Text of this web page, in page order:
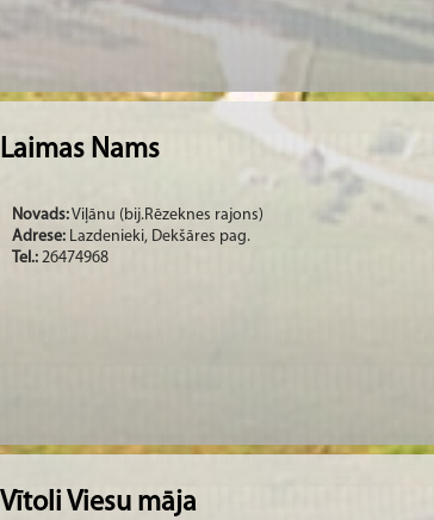
Laimas Nams
Novads:Viļānu (bij.Rēzeknes rajons)
Adrese: Lazdenieki, Dekšāres pag.
Tel.: 26474968
Vītoli Viesu māja